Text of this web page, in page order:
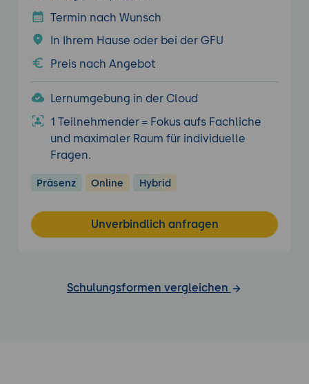
Termin nach Wunsch
In Ihrem Hause oder bei der GFU
Preis nach Angebot
Lernumgebung in der Cloud
1 Teilnehmender = Fokus aufs Fachliche
und maximaler Raum für individuelle
Fragen.
Präsenz Online Hybrid
Unverbindlich anfragen
Schulungsformen vergleichen